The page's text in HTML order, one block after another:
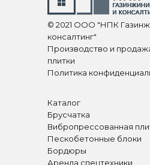
© 2021 ООО "НПК
консалтинг"
Производство и
плитки
Политика
Каталог
Брусчатка
Вибропрессованная
Пескобетонные блоки
Бордюры
Аренда спецтехники